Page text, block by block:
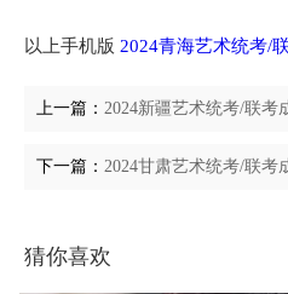
以上手机版 2024青海艺术统考/
上一篇： 2024新疆艺术统考/联
下一篇： 2024甘肃艺术统考/联
猜你喜欢